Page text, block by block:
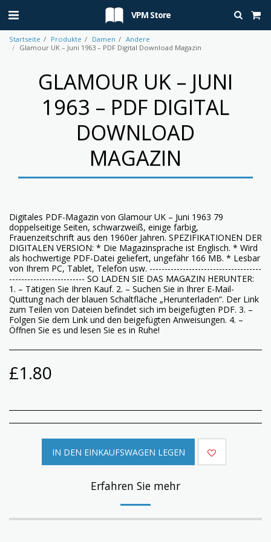
VPM Store
Startseite Produkte Damen
Andere
Glamour UK – Juni 1963 – PDF Digital Download Magazin
GLAMOUR UK – JUNI
1963 – PDF DIGITAL
DOWNLOAD
MAGAZIN
Digitales PDF-Magazin von Glamour UK – Juni 1963 79
doppelseitige Seiten, schwarzweiß, einige farbig,
Frauenzeitschrift aus den 1960er Jahren. SPEZIFIKATIONEN DER
DIGITALEN VERSION: * Die Magazinsprache ist Englisch. * Wird
als hochwertige PDF-Datei geliefert, ungefähr 166 MB. * Lesbar
von Ihrem PC, Tablet, Telefon usw. -------------------------------------
------------------------- SO LADEN SIE DAS MAGAZIN HERUNTER:
1. – Tätigen Sie Ihren Kauf. 2. – Suchen Sie in Ihrer E-Mail-
Quittung nach der blauen Schaltfläche „Herunterladen“. Der Link
zum Teilen von Dateien befindet sich im beigefügten PDF. 3. –
Folgen Sie dem Link und den beigefügten Anweisungen. 4. –
Öffnen Sie es und lesen Sie es in Ruhe!
£1.80
IN DEN EINKAUFSWAGEN LEGEN
Erfahren Sie mehr